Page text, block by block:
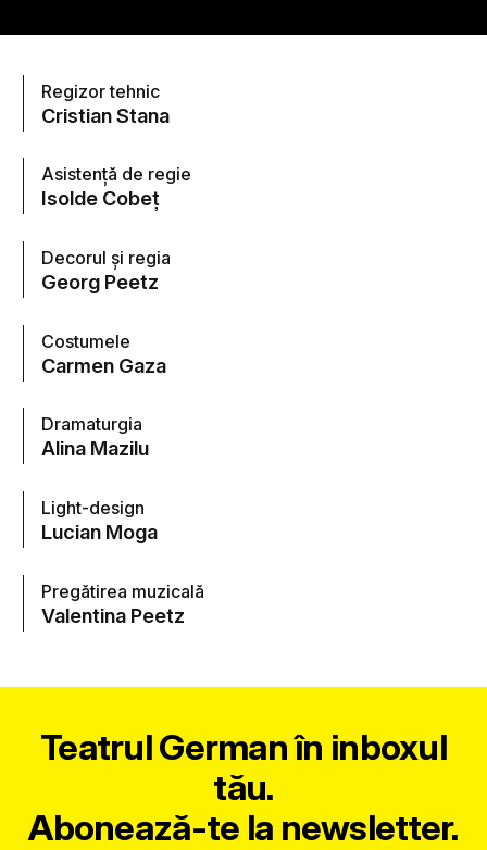
Regizor tehnic
Cristian Stana
Asistenţă de regie
Isolde Cobeţ
Decorul şi regia
Georg Peetz
Costumele
Carmen Gaza
Dramaturgia
Alina Mazilu
Light-design
Lucian Moga
Pregătirea muzicală
Valentina Peetz
Teatrul German în inboxul
tău.
Abonează-te la newsletter.